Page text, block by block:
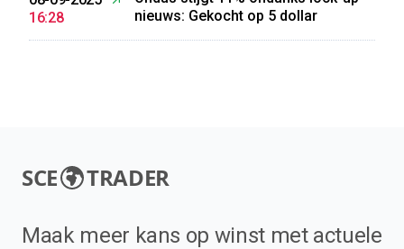
16:28
nieuws: Gekocht op 5 dollar
SCE TRADER
Maak meer kans op winst met actuele